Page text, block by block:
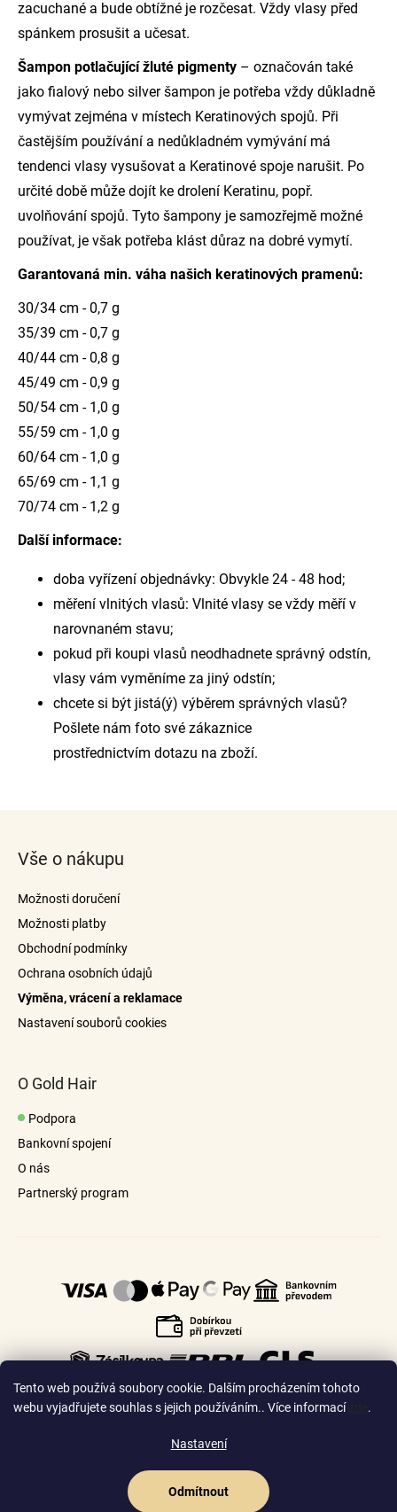
Tento web používá soubory cookie. Dalším procházením tohoto
webu vyjadřujete souhlas s jejich používáním.. Více informací
.
Nastavení
Odmítnout
zacuchané a bude obtížné je rozčesat. Vždy vlasy před
spánkem prosušit a učesat.
Šampon potlačující žluté pigmenty – označován také
jako fialový nebo silver šampon je potřeba vždy důkladně
vymývat zejména v místech Keratinových spojů. Při
častějším používání a nedůkladném vymývání má
tendenci vlasy vysušovat a Keratinové spoje narušit. Po
určité době může dojít ke drolení Keratinu, popř.
uvolňování spojů. Tyto šampony je samozřejmě možné
používat, je však potřeba klást důraz na dobré vymytí.
Garantovaná min. váha našich keratinových pramenů:
30/34 cm - 0,7 g
35/39 cm - 0,7 g
40/44 cm - 0,8 g
45/49 cm - 0,9 g
50/54 cm - 1,0 g
55/59 cm - 1,0 g
60/64 cm - 1,0 g
65/69 cm - 1,1 g
70/74 cm - 1,2 g
Další informace:
doba vyřízení objednávky: Obvykle 24 - 48 hod;
měření vlnitých vlasů: Vlnité vlasy se vždy měří v
narovnaném stavu;
pokud při koupi vlasů neodhadnete správný odstín,
vlasy vám vyměníme za jiný odstín;
chcete si být jistá(ý) výběrem správných vlasů?
Pošlete nám foto své zákaznice
prostřednictvím dotazu na zboží.
Vše o nákupu
Možnosti doručení
Možnosti platby
Obchodní podmínky
Ochrana osobních údajů
Výměna, vrácení a reklamace
Nastavení souborů cookies
O Gold Hair
Podpora
Bankovní spojení
O nás
Partnerský program
Česko🇸🇰